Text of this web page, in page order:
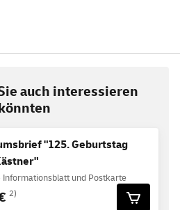
auch interessieren
"125. Geburtstag
Informationsblatt und Postkarte
2)